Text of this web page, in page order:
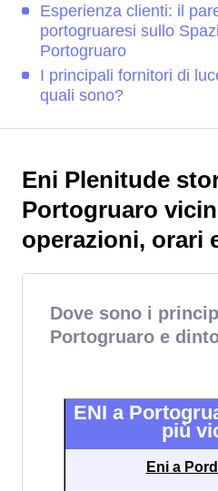
Esperienza clienti: il
portogruaresi sullo
Portogruaro
I principali fornitori di
quali sono?
Eni Plenitude
Portogruaro
operazioni, orari
Dove sono i
Portogruaro e
ENI a
più
Eni a